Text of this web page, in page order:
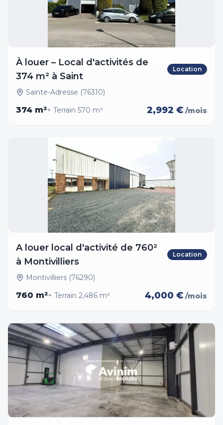
À louer – Local d'activités de
374 m² à Saint
Location
Sainte-Adresse (76310)
374 m²+ Terrain 570 m² 2,992 € /mois
A louer local d'activité de 760²
à Montivilliers
Location
Montivilliers (76290)
760 m²+ Terrain 2,486 m² 4,000 € /mois